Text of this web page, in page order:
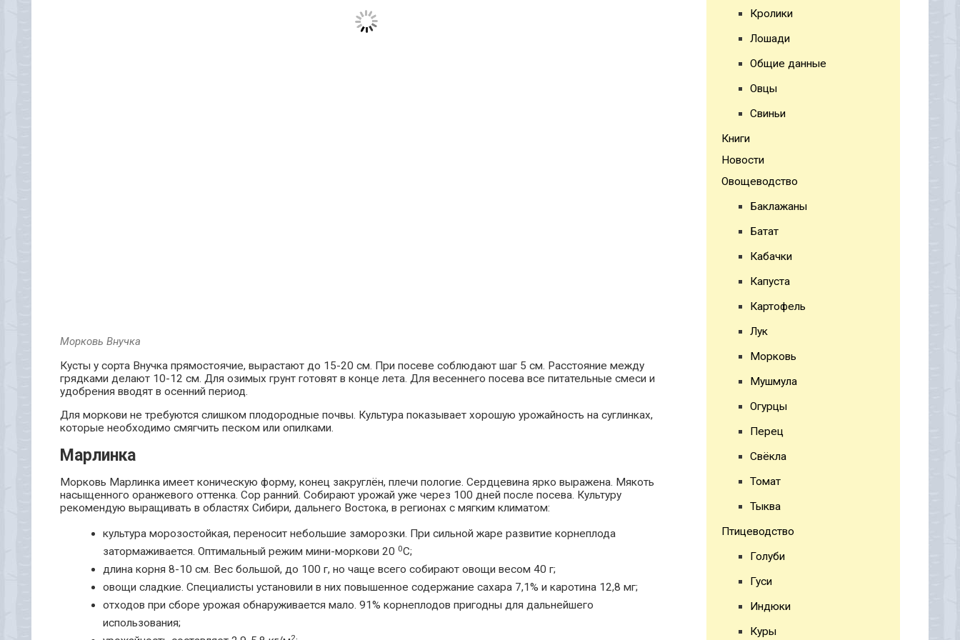
Морковь Внучка
Кусты у сорта Внучка прямостоячие, вырастают до 15-20 см. При посеве соблюдают шаг 5 см. Расстояние между
грядками делают 10-12 см. Для озимых грунт готовят в конце лета. Для весеннего посева все питательные смеси и
удобрения вводят в осенний период.
Для моркови не требуются слишком плодородные почвы. Культура показывает хорошую урожайность на суглинках,
которые необходимо смягчить песком или опилками.
Марлинка
Морковь Марлинка имеет коническую форму, конец закруглён, плечи пологие. Сердцевина ярко выражена. Мякоть
насыщенного оранжевого оттенка. Сор ранний. Собирают урожай уже через 100 дней после посева. Культуру
рекомендую выращивать в областях Сибири, дальнего Востока, в регионах с мягким климатом:
культура морозостойкая, переносит небольшие заморозки. При сильной жаре развитие корнеплода
затормаживается. Оптимальный режим мини-моркови 20 0С;
длина корня 8-10 см. Вес большой, до 100 г, но чаще всего собирают овощи весом 40 г;
овощи сладкие. Специалисты установили в них повышенное содержание сахара 7,1% и каротина 12,8 мг;
отходов при сборе урожая обнаруживается мало. 91% корнеплодов пригодны для дальнейшего
использования;
2
Кролики
Лошади
Общие данные
Овцы
Свиньи
Книги
Новости
Овощеводство
Баклажаны
Батат
Кабачки
Капуста
Картофель
Лук
Морковь
Мушмула
Огурцы
Перец
Свёкла
Томат
Тыква
Птицеводство
Голуби
Гуси
Индюки
Куры